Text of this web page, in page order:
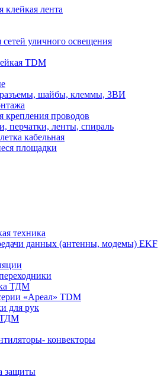
клейкая лента
уличного освещения
TDM
шайбы, клеммы, ЗВИ
крепления проводов
перчатки, ленты, спираль
кабельная
площадки
техника
данных (антенны, модемы) EKF
ТДМ
«Ареал» TDM
для рук
ТДМ
конвекторы
защиты